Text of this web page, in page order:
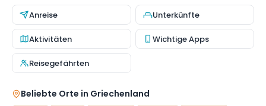
Über uns
Kontakt
Anreise Unterkünfte
Aktivitäten Wichtige Apps
Reisegefährten
Beliebte Orte in Griechenland